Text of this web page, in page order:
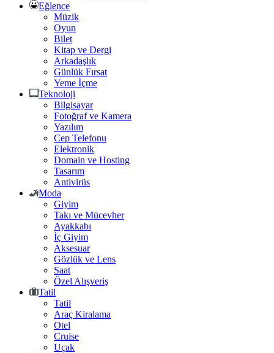
Eğlence
Müzik
Oyun
Bilet
Kitap ve Dergi
Arkadaşlık
Günlük Fırsat
Yeme İçme
Teknoloji
Bilgisayar
Fotoğraf ve Kamera
Yazılım
Cep Telefonu
Elektronik
Domain ve Hosting
Tasarım
Antivirüs
Moda
Giyim
Takı ve Mücevher
Ayakkabı
İç Giyim
Aksesuar
Gözlük ve Lens
Saat
Özel Alışveriş
Tatil
Tatil
Araç Kiralama
Otel
Cruise
Uçak